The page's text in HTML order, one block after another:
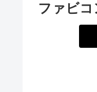
ファビ